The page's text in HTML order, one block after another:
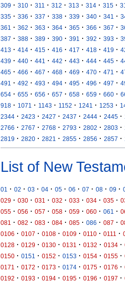
309 · 310 · 311 · 312 · 313 · 314 · 315 ·
335 · 336 · 337 · 338 · 339 · 340 · 341 ·
361
· 362 · 363 · 364 · 365 · 366 · 367 ·
387 · 388 · 389 · 390 · 391 · 392 · 393 ·
413 · 414 · 415 · 416 · 417 · 418 · 419 ·
439 · 440 · 441 · 442 · 443 · 444 · 445 ·
465 · 466 · 467 · 468 · 469 · 470 · 471 ·
491
· 492 · 493 · 494 · 495 · 496 · 497 ·
654 · 655 · 656 · 657 · 658 · 659 · 660 ·
918 · 1071 · 1143 · 1152 · 1241 · 1253 ·
2344 · 2423 · 2427 · 2437 · 2444 · 2445 ·
2766 · 2767 · 2768 · 2793 · 2802 · 2803 ·
2819 · 2820 · 2821 · 2855 · 2856 · 2857 ·
List of New
01 · 02 · 03 · 04 · 05 · 06 · 07 · 08 · 09 ·
029 · 030 · 031 · 032 · 033 · 034 · 035 ·
055 · 056 · 057 · 058 · 059 · 060 · 061 ·
081
· 082 · 083 · 084 · 085 · 086 · 087 ·
0106 · 0107 · 0108 · 0109 · 0110 · 0111 ·
0128 · 0129 · 0130 · 0131 · 0132 · 0134 ·
0150 · 0151 · 0152 · 0153 · 0154 · 0155 ·
0171
· 0172 · 0173 · 0174 · 0175 · 0176 ·
0192 · 0193 · 0194 · 0195 · 0196 · 0197 ·